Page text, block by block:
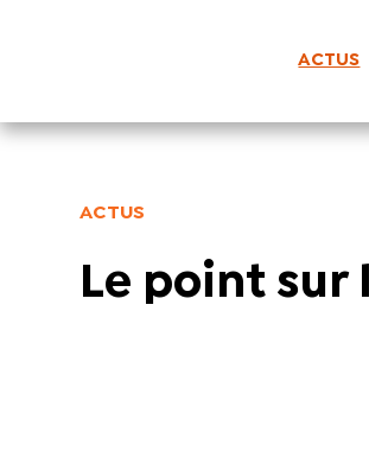
ACTUS
ACTUS
Le point sur